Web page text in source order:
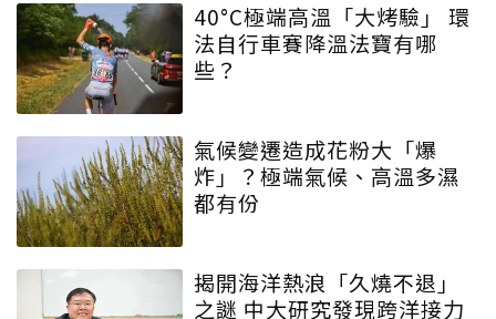
40°C極端高溫「大烤驗」 環
法自行車賽降溫法寶有哪
些？
氣候變遷造成花粉大「爆
炸」？極端氣候、高溫多濕
都有份
揭開海洋熱浪「久燒不退」
之謎 中大研究發現跨洋接力